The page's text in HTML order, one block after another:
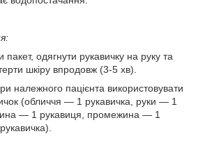
одягнути рукавичку на руку та
шкіру впродовж (3-5 хв).
належного пацієнта використовувати
(обличчя — 1 рукавичка, руки — 1
— 1 рукавиця, промежина — 1